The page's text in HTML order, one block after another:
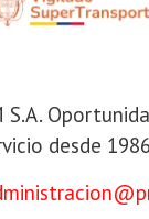
S.A.
desde 1986